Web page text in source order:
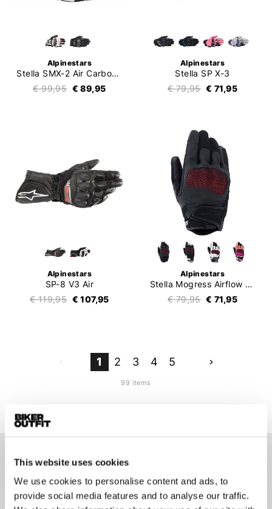
This website uses cookies
We use cookies to personalise content and ads, to
provide social media features and to analyse our traffic.
Alpinestars
Stella SMX-2 Air Carbon V2
€ 99,95 € 89,95
Alpinestars
Stella SP X-3
€ 79,95 € 71,95
Alpinestars
SP-8 V3 Air
€ 119,95 € 107,95
Alpinestars
Stella Mogress Airflow Gloves
€ 79,95 € 71,95
1 2 3 4 5
99 items
Alpinestars motorhandschoenen
Motorhandschoenen zijn een erg belangrijk onderdeel van
een motoroutfit. De handschoenen van Alpinestars voldoen